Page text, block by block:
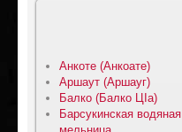
Анкоте (Анкоате)
Аршаут (Аршауг)
Балко (Балко ЦIа)
Барсукинская водяная